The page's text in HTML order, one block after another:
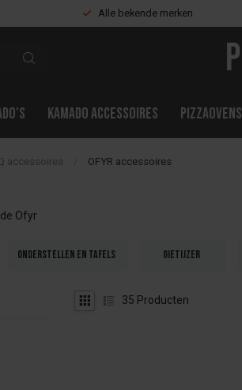
Alle bekende merken
Kamado accessoires Pizzaovens
accessoires OFYR accessoires
Ofyr
Onderstellen en tafels Gietijzer
35 Producten